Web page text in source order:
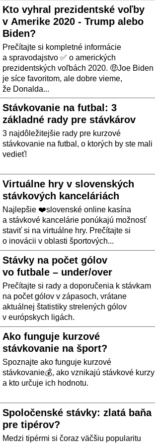
Kto vyhral prezidentské voľby
v Amerike 2020 - Trump alebo
Biden?
Prečítajte si kompletné informácie
a spravodajstvo ✅ o amerických
prezidentských voľbách 2020. 🤑Joe Biden
je síce favoritom, ale dobre vieme,
že Donalda...
Stávkovanie na futbal: 3
základné rady pre stávkárov
3 najdôležitejšie rady pre kurzové
stávkovanie na futbal, o ktorých by ste mali
vedieť!
Virtuálne hry v slovenských
stávkových kanceláriách
Najlepšie ❤️slovenské online kasína
a stávkové kancelárie ponúkajú možnosť
staviť si na virtuálne hry. Prečítajte si
o inovácii v oblasti športových...
Stávky na počet gólov
vo futbale – under/over
Prečítajte si rady a doporučenia k stávkam
na počet gólov v zápasoch, vrátane
aktuálnej štatistiky strelených gólov
v európskych ligách.
Ako funguje kurzové
stávkovanie na šport?
Spoznajte ako funguje kurzové
stávkovanie💰, ako vznikajú stávkové kurzy
a kto určuje ich hodnotu.
Spoločenské stávky: zlatá baňa
pre tipérov?
Medzi tipérmi si čoraz väčšiu popularitu